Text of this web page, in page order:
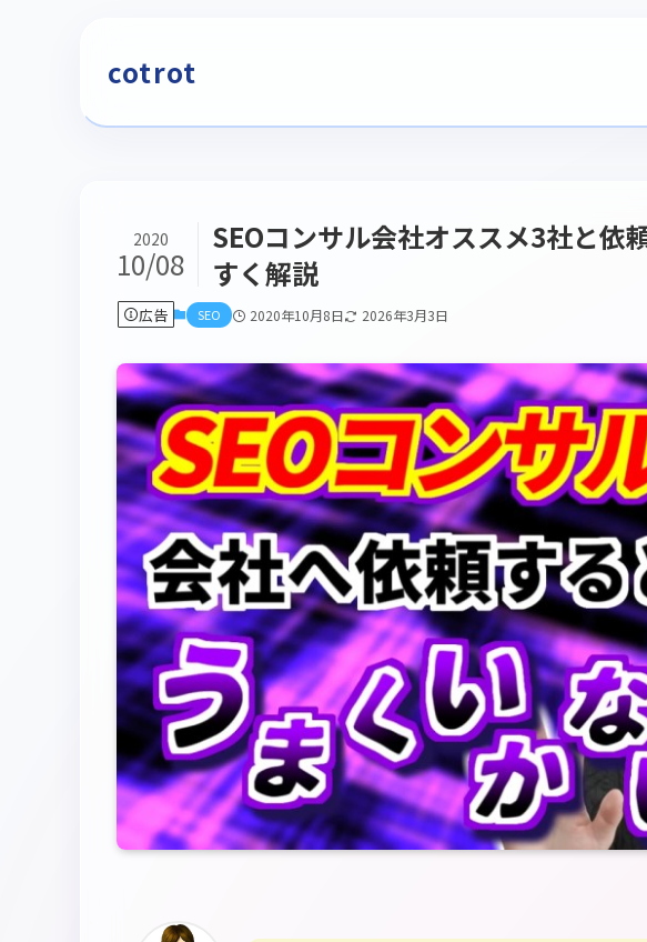
cotrot
SEOコンサル会社オススメ3社と依
すく解説
2020
10/08
広告 SEO 2020年10月8日 2026年3月3日